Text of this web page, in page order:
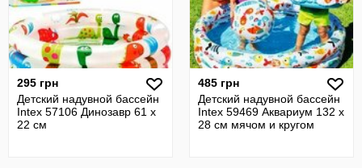
295 грн
Детский надувной бассейн
Intex 57106 Динозавр 61 х
22 см
485 грн
Детский надувной бассейн
Intex 59469 Аквариум 132 х
28 см мячом и кругом